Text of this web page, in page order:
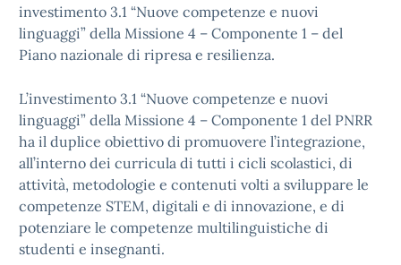
investimento 3.1 “Nuove competenze e nuovi
linguaggi” della Missione 4 – Componente 1 – del
Piano nazionale di ripresa e resilienza.
L’investimento 3.1 “Nuove competenze e nuovi
linguaggi” della Missione 4 – Componente 1 del PNRR
ha il duplice obiettivo di promuovere l’integrazione,
all’interno dei curricula di tutti i cicli scolastici, di
attività, metodologie e contenuti volti a sviluppare le
competenze STEM, digitali e di innovazione, e di
potenziare le competenze multilinguistiche di
studenti e insegnanti.